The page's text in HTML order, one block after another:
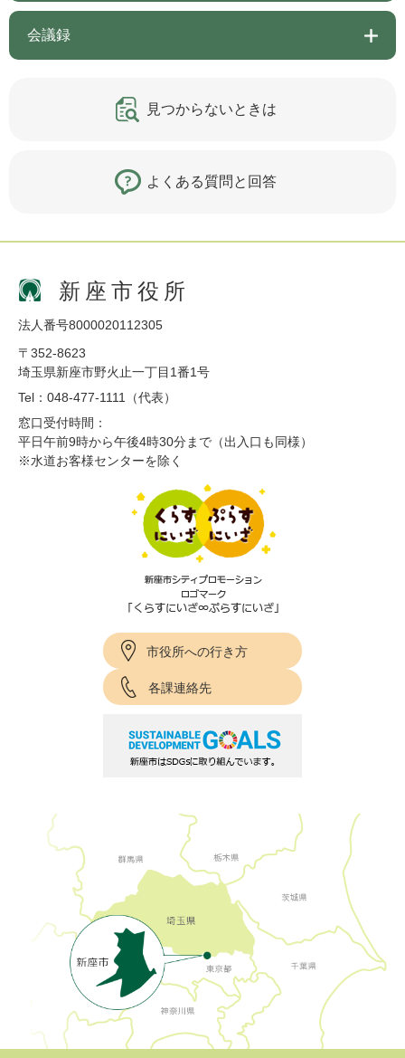
会議録
見つからないときは
よくある質問と回答
新座市役所
法人番号8000020112305
〒352-8623
埼玉県新座市野火止一丁目1番1号
Tel：048-477-1111（代表）
窓口受付時間：
平日午前9時から午後4時30分まで（出入口も同様）
※水道お客様センターを除く
市役所への行き方
各課連絡先